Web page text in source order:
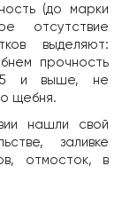
(до марки
отсутствие
выделяют:
прочность
и выше, не
щебня.
нашли свой
заливке
отмосток, в